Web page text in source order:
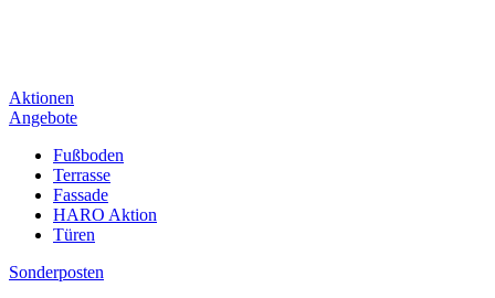
Aktionen
Angebote
Fußboden
Terrasse
Fassade
HARO Aktion
Türen
Sonderposten